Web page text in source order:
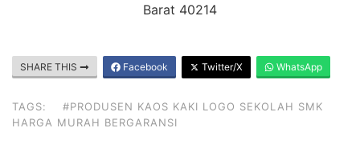
Barat 40214
SHARE THIS Facebook Twitter/X WhatsApp
TAGS:
#PRODUSEN KAOS KAKI LOGO SEKOLAH SMK
HARGA MURAH BERGARANSI